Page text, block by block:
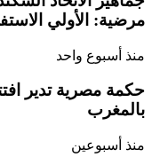
مرضية: الأولي
منذ أسبوع واحد
حكمة مصرية تدير
بالمغرب
منذ أسبوعين